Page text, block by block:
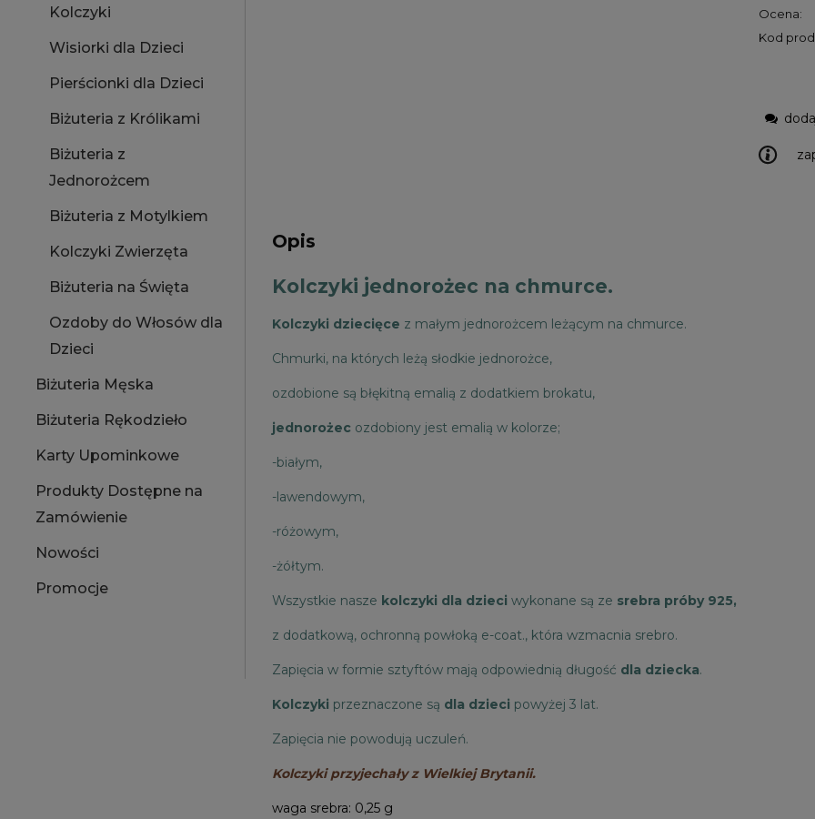
Kolczyki
Wisiorki dla Dzieci
Pierścionki dla Dzieci
Biżuteria z Królikami
Biżuteria z
Jednorożcem
Biżuteria z Motylkiem
Kolczyki Zwierzęta
Biżuteria na Święta
Ozdoby do Włosów dla
Dzieci
Biżuteria Męska
Biżuteria Rękodzieło
Karty Upominkowe
Produkty Dostępne na
Zamówienie
Nowości
Promocje
Ocena:
Kod
Opis
Kolczyki jednorożec na chmurce.
Kolczyki dziecięce z małym jednorożcem leżącym na chmurce.
Chmurki, na których leżą słodkie jednorożce,
ozdobione są błękitną emalią z dodatkiem brokatu,
jednorożec ozdobiony jest emalią w kolorze;
-białym,
-lawendowym,
-różowym,
-żółtym.
Wszystkie nasze kolczyki dla dzieci wykonane są ze srebra próby 925,
z dodatkową, ochronną powłoką e-coat., która wzmacnia srebro.
Zapięcia w formie sztyftów mają odpowiednią długość dla dziecka.
Kolczyki przeznaczone są dla dzieci powyżej 3 lat.
Zapięcia nie powodują uczuleń.
Kolczyki przyjechały z Wielkiej Brytanii.
waga srebra: 0,25 g